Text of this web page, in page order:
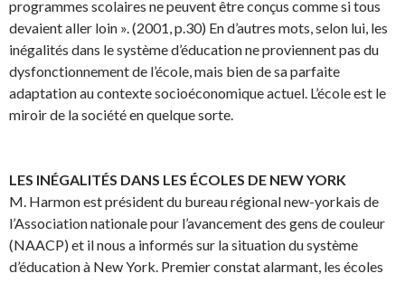
programmes scolaires ne peuvent être conçus comme si tous
devaient aller loin ». (2001, p.30) En d’autres mots, selon lui, les
inégalités dans le système d’éducation ne proviennent pas du
dysfonctionnement de l’école, mais bien de sa parfaite
adaptation au contexte socioéconomique actuel. L’école est le
miroir de la société en quelque sorte.
LES INÉGALITÉS DANS LES ÉCOLES DE NEW YORK
M. Harmon est président du bureau régional new-yorkais de
l’Association nationale pour l’avancement des gens de couleur
(NAACP) et il nous a informés sur la situation du système
d’éducation à New York. Premier constat alarmant, les écoles